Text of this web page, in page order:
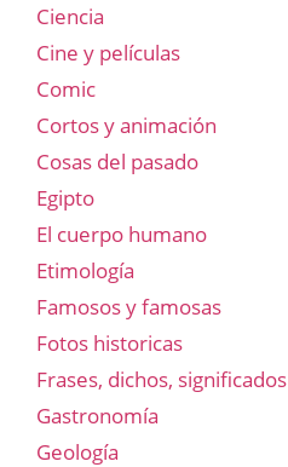
Ciencia
Cine y películas
Comic
Cortos y animación
Cosas del pasado
Egipto
El cuerpo humano
Etimología
Famosos y famosas
Fotos historicas
Frases, dichos, significados
Gastronomía
Geología